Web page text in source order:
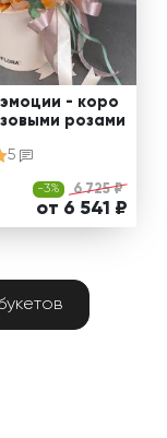
- коро
розами
5
-3% 6 725 ₽
от 6 541 ₽